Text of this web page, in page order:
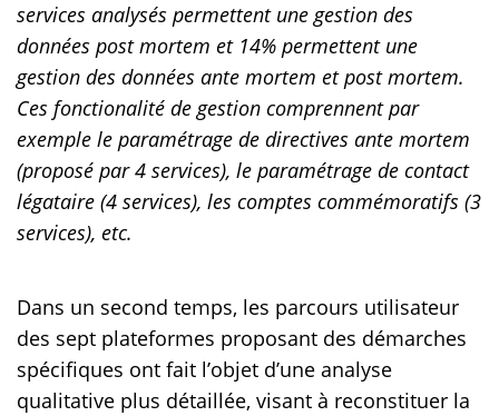
services analysés permettent une gestion des
données post mortem et 14% permettent une
gestion des données ante mortem et post mortem.
Ces fonctionalité de gestion comprennent par
exemple le paramétrage de directives ante mortem
(proposé par 4 services), le paramétrage de contact
légataire (4 services), les comptes commémoratifs (3
services), etc.
Dans un second temps, les parcours utilisateur
des sept plateformes proposant des démarches
spécifiques ont fait l’objet d’une analyse
qualitative plus détaillée, visant à reconstituer la